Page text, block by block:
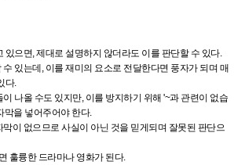
있으면, 제대로 설명하지 않더라도 이를 판단할 수 있다.
있는데, 이를 재미의 요소로 전달한다면 풍자가 되며 매
다.
나올 수도 있지만, 이를 방지하기 위해 '~과 관련이 없습
막을 넣어주어야 한다.
이 없으므로 사실이 아닌 것을 믿게되며 잘못된 판단으
훌륭한 드라마나 영화가 된다.